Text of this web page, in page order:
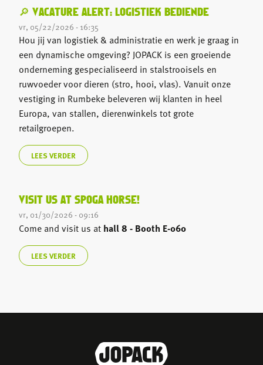
🔎 VACATURE ALERT: LOGISTIEK BEDIENDE
vr, 05/22/2026 - 16:35
Hou jij van logistiek & administratie en werk je graag in
een dynamische omgeving? JOPACK is een groeiende
onderneming gespecialiseerd in stalstrooisels en
ruwvoeder voor dieren (stro, hooi, vlas). Vanuit onze
vestiging in Rumbeke beleveren wij klanten in heel
Europa, van stallen, dierenwinkels tot grote
retailgroepen.
LEES VERDER
VISIT US AT SPOGA HORSE!
vr, 01/30/2026 - 09:16
Come and visit us at hall 8 - Booth E-060
LEES VERDER